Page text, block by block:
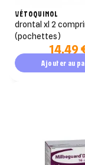
VÉTOQUINOL
drontal xl 2
(pochettes)
14,49
Ajouter au